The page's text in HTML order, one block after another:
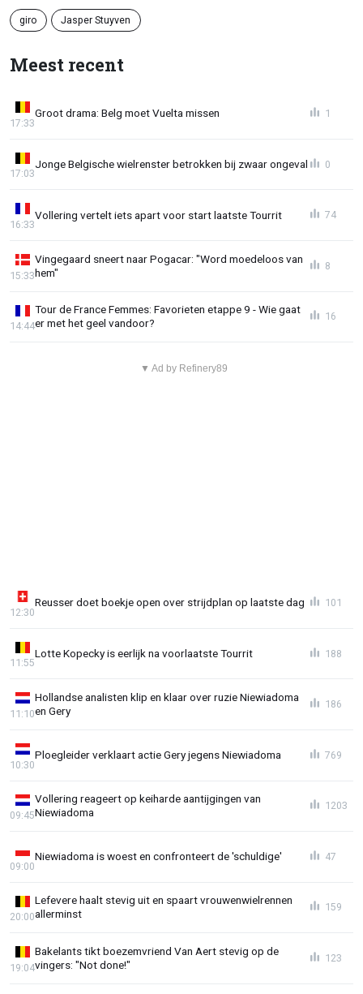
giro Jasper Stuyven
Meest recent
Groot drama: Belg moet Vuelta missen
17:33
1
Jonge Belgische wielrenster betrokken bij zwaar ongeval
17:03
0
Vollering vertelt iets apart voor start laatste Tourrit
16:33
74
Vingegaard sneert naar Pogacar: "Word moedeloos van
hem"
15:33
8
Tour de France Femmes: Favorieten etappe 9 - Wie gaat
er met het geel vandoor?
14:44
16
▼ Ad by Refinery89
Reusser doet boekje open over strijdplan op laatste dag
12:30
101
Lotte Kopecky is eerlijk na voorlaatste Tourrit
11:55
188
Hollandse analisten klip en klaar over ruzie Niewiadoma
en Gery
11:10
186
Ploegleider verklaart actie Gery jegens Niewiadoma
10:30
769
Vollering reageert op keiharde aantijgingen van
Niewiadoma
09:45
1203
Niewiadoma is woest en confronteert de 'schuldige'
09:00
47
Lefevere haalt stevig uit en spaart vrouwenwielrennen
allerminst
20:00
159
Bakelants tikt boezemvriend Van Aert stevig op de
vingers: "Not done!"
19:04
123